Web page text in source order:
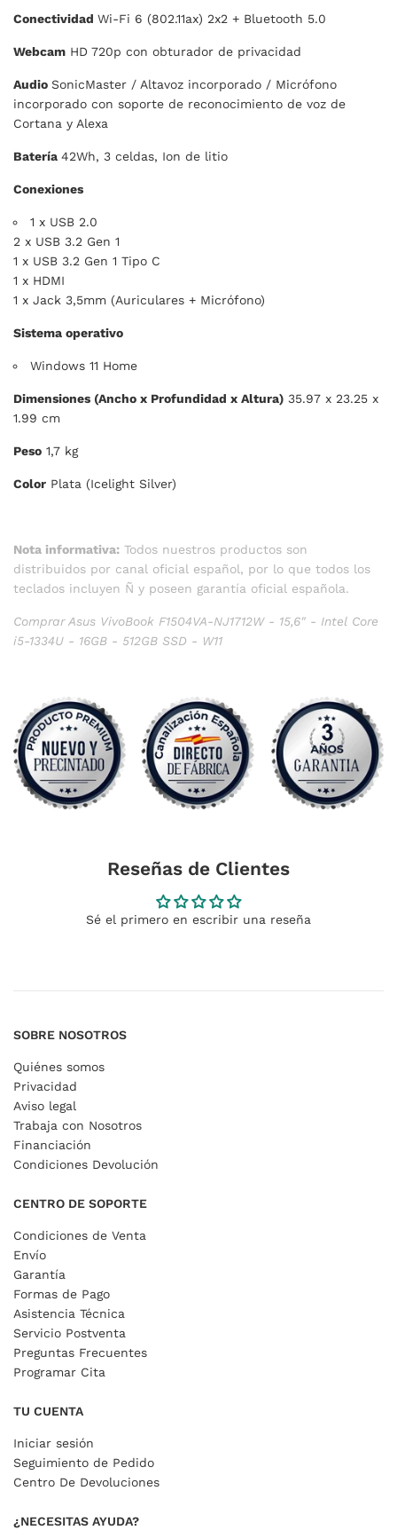
Conectividad Wi-Fi 6 (802.11ax) 2x2 + Bluetooth 5.0
Webcam HD 720p con obturador de privacidad
Audio SonicMaster / Altavoz incorporado / Micrófono
incorporado con soporte de reconocimiento de voz de
Cortana y Alexa
Batería 42Wh, 3 celdas, Ion de litio
Conexiones
1 x USB 2.0
2 x USB 3.2 Gen 1
1 x USB 3.2 Gen 1 Tipo C
1 x HDMI
1 x Jack 3,5mm (Auriculares + Micrófono)
Sistema operativo
Windows 11 Home
Dimensiones (Ancho x Profundidad x Altura) 35.97 x 23.25 x
1.99 cm
Peso 1,7 kg
Color Plata (Icelight Silver)
Nota informativa: Todos nuestros productos son
distribuidos por canal oficial español, por lo que todos los
teclados incluyen Ñ y poseen garantía oficial española.
Comprar Asus VivoBook F1504VA-NJ1712W - 15,6" - Intel Core
i5-1334U - 16GB - 512GB SSD - W11
Reseñas de Clientes
Sé el primero en escribir una reseña
SOBRE NOSOTROS
Quiénes somos
Privacidad
Aviso legal
Trabaja con Nosotros
Financiación
Condiciones Devolución
CENTRO DE SOPORTE
Condiciones de Venta
Envío
Garantía
Formas de Pago
Asistencia Técnica
Servicio Postventa
Preguntas Frecuentes
Programar Cita
TU CUENTA
Iniciar sesión
Seguimiento de Pedido
Centro De Devoluciones
¿NECESITAS AYUDA?